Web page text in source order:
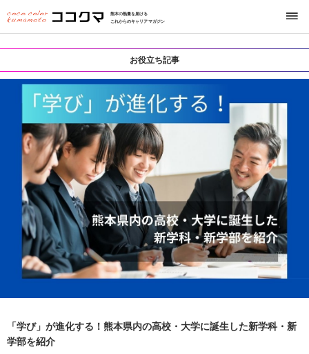
熊本の熱量を届ける
これからのキャリアマガジン
お役立ち記事
「学び」が進化する！熊本県内の高校・大学に誕生した新学科・新
学部を紹介